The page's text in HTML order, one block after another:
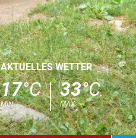
AKTUELLES WETTER
17°C
MIN
33°C
MAX